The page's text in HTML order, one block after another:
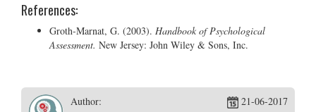
References:
Groth-Marnat, G. (2003). Handbook of Psychological
Assessment. New Jersey: John Wiley & Sons, Inc.
Author: 21-06-2017